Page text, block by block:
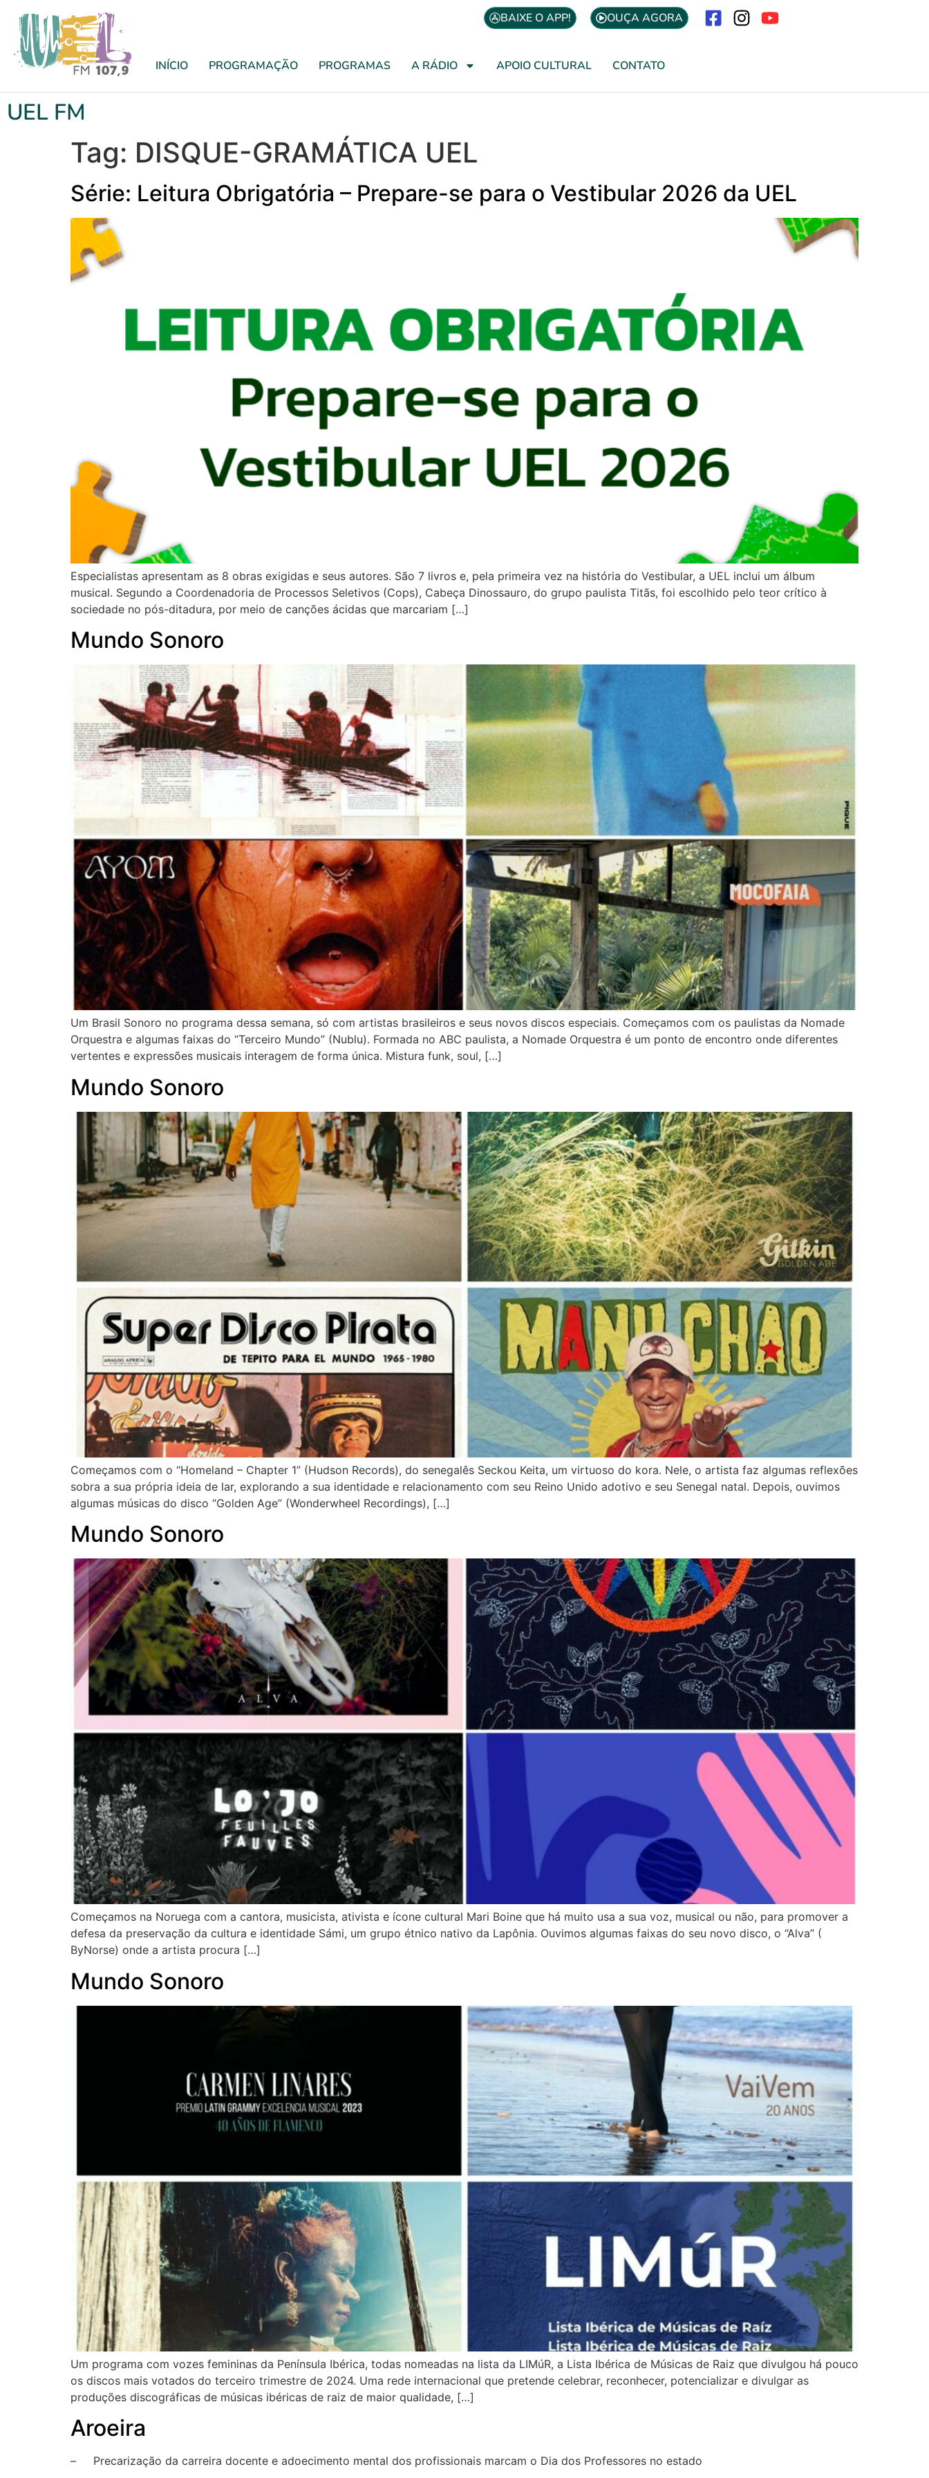
BAIXE O APP! OUÇA AGORA
INÍCIO PROGRAMAÇÃO PROGRAMAS A RÁDIO APOIO CULTURAL CONTATO
UEL FM
Tag: DISQUE-GRAMÁTICA UEL
Série: Leitura Obrigatória – Prepare-se para o Vestibular 2026 da UEL
Especialistas apresentam as 8 obras exigidas e seus autores. São 7 livros e, pela primeira vez na história do Vestibular, a UEL inclui um álbum
musical. Segundo a Coordenadoria de Processos Seletivos (Cops), Cabeça Dinossauro, do grupo paulista Titãs, foi escolhido pelo teor crítico à
sociedade no pós-ditadura, por meio de canções ácidas que marcariam […]
Mundo Sonoro
Um Brasil Sonoro no programa dessa semana, só com artistas brasileiros e seus novos discos especiais. Começamos com os paulistas da Nomade
Orquestra e algumas faixas do “Terceiro Mundo” (Nublu). Formada no ABC paulista, a Nomade Orquestra é um ponto de encontro onde diferentes
vertentes e expressões musicais interagem de forma única. Mistura funk, soul, […]
Mundo Sonoro
Começamos com o “Homeland – Chapter 1” (Hudson Records), do senegalês Seckou Keita, um virtuoso do kora. Nele, o artista faz algumas reflexões
sobra a sua própria ideia de lar, explorando a sua identidade e relacionamento com seu Reino Unido adotivo e seu Senegal natal. Depois, ouvimos
algumas músicas do disco “Golden Age” (Wonderwheel Recordings), […]
Mundo Sonoro
Começamos na Noruega com a cantora, musicista, ativista e ícone cultural Mari Boine que há muito usa a sua voz, musical ou não, para promover a
defesa da preservação da cultura e identidade Sámi, um grupo étnico nativo da Lapônia. Ouvimos algumas faixas do seu novo disco, o “Alva” (
ByNorse) onde a artista procura […]
Mundo Sonoro
Um programa com vozes femininas da Península Ibérica, todas nomeadas na lista da LIMúR, a Lista Ibérica de Músicas de Raiz que divulgou há pouco
os discos mais votados do terceiro trimestre de 2024. Uma rede internacional que pretende celebrar, reconhecer, potencializar e divulgar as
produções discográficas de músicas ibéricas de raiz de maior qualidade, […]
Aroeira
– Precarização da carreira docente e adoecimento mental dos profissionais marcam o Dia dos Professores no estado